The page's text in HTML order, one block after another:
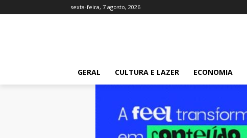
sexta-feira, 7 agosto, 2026
GERAL CULTURA E LAZER ECONOMIA